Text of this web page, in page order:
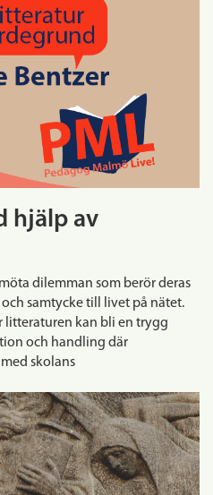
hjälp av
dilemman som berör deras
samtycke till livet på nätet.
litteraturen kan bli en trygg
och handling där
skolans